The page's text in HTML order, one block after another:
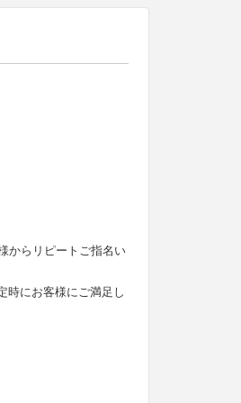
からリピートご指名い
時にお客様にご満足し